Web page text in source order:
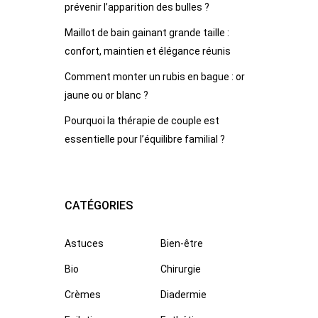
prévenir l’apparition des bulles ?
Maillot de bain gainant grande taille :
confort, maintien et élégance réunis
Comment monter un rubis en bague : or
jaune ou or blanc ?
Pourquoi la thérapie de couple est
essentielle pour l’équilibre familial ?
CATÉGORIES
Astuces Bien-être
Bio Chirurgie
Crèmes Diadermie